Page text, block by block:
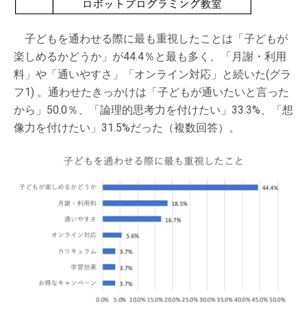
子どもを通わせる際に最も重視したことは「子どもが
楽しめるかどうか」が44.4％と最も多く、「月謝・利用
料」や「通いやすさ」「オンライン対応」と続いた(グラ
フ1) 。通わせたきっかけは「子どもが通いたいと言った
から」50.0％、「論理的思考力を付けたい」33.3%、「想
像力を付けたい」31.5%だった（複数回答）。